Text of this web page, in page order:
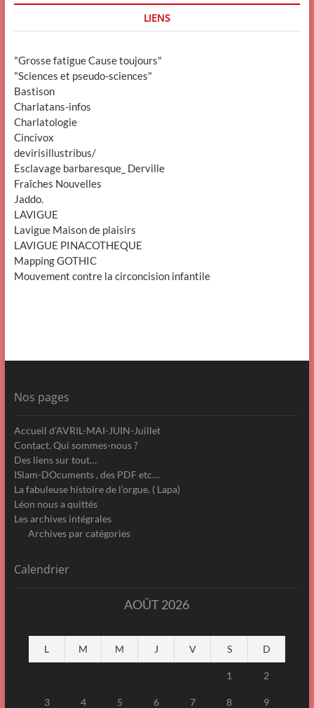
LIENS
"Grosse fatigue Cause toujours"
"Sciences et pseudo-sciences"
Bastison
Charlatans-infos
Charlatologie
Cincivox
devirisillustribus/
Esclavage barbaresque_ Derville
Fraîches Nouvelles
Jaddo.
LAVIGUE
Lavigue Maison de plaisirs
LAVIGUE PINACOTHEQUE
Mapping GOTHIC
Mouvement contre la circoncision infantile
Nos pages
Accueil d’AVRIL-MAI-JUIN-Juillet
Contact. Qui sommes-nous ?
Des liens sur tout…
ISlam-DOcuments , des PDF etc…
La fabuleuse histoire de l’orgue. ( Lapa)
Léon nous a quittés
Les archives intégrales
Archives par catégories
Calendrier
AOÛT 2026
L M M J V S D
1 2
3 4 5 6 7 8 9